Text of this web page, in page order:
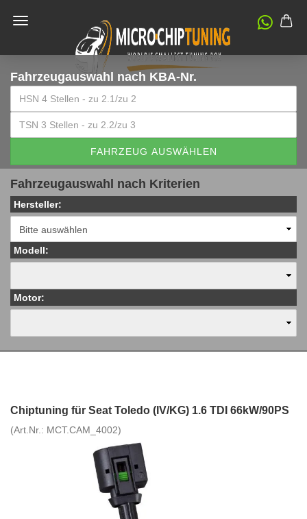
Fahrzeugauswahl nach KBA-Nr.
FAHRZEUG AUSWÄHLEN
Fahrzeugauswahl nach Kriterien
Hersteller:
Modell:
Motor:
Chiptuning für Seat Toledo (IV/KG) 1.6 TDI 66kW/90PS
(Art.Nr.: MCT.CAM_4002)